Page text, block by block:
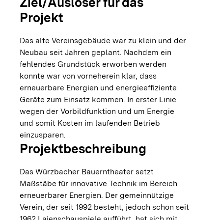
Projekt
Das alte Vereinsgebäude war zu klein und der
Neubau seit Jahren geplant. Nachdem ein
fehlendes Grundstück erworben werden
konnte war von vorneherein klar, dass
erneuerbare Energien und energieeffiziente
Geräte zum Einsatz kommen. In erster Linie
wegen der Vorbildfunktion und um Energie
und somit Kosten im laufenden Betrieb
einzusparen.
Projektbeschreibung
Das Würzbacher Bauerntheater setzt
Maßstäbe für innovative Technik im Bereich
erneuerbarer Energien. Der gemeinnützige
Verein, der seit 1992 besteht, jedoch schon seit